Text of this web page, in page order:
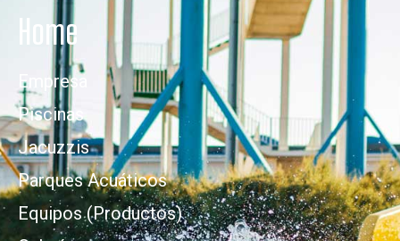
Home
Empresa
Piscinas
Jacuzzis
Parques Acuáticos
Equipos (Productos)